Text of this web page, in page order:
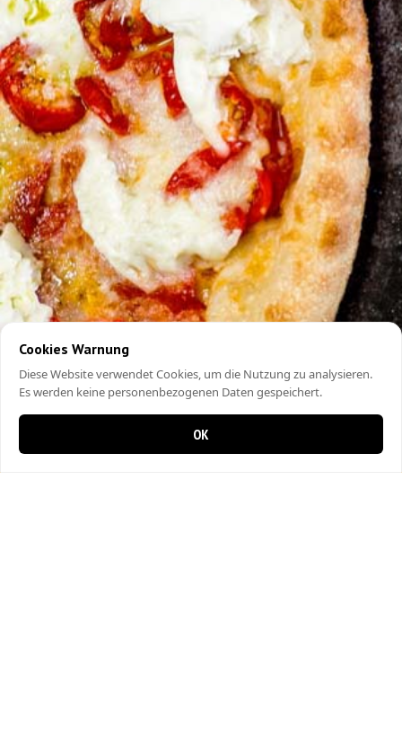
Cookies Warnung
Diese Website verwendet Cookies, um die Nutzung zu analysieren.
Es werden keine personenbezogenen Daten gespeichert.
OK